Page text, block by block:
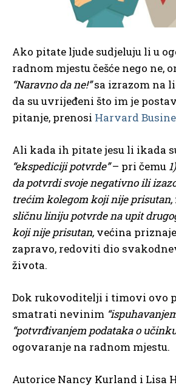
Ako pitate ljude sudjeluju li u
radnom mjestu češće nego ne,
“Naravno da ne!”sa izrazom na
da su uvrijeđeni što im je
pitanje, prenosi Harvard
Ali kada ih pitate jesu li ikada
“ekspediciji potvrde”– pri čemu
da potvrdi svoje negativno ili
trećim kolegom koji nije prisutan,
sličnu liniju potvrde na upit
koji nije prisutan, većina
zapravo, redoviti dio
života.
Dok rukovoditelji i timovi ovo
smatrati nevinim
“potvrđivanjem podataka o
ogovaranje na radnom mjestu.
Autorice Nancy Kurland i Lisa